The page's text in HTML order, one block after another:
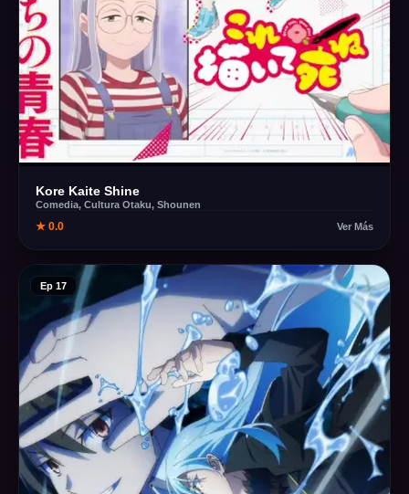
Kore Kaite Shine
Comedia, Cultura Otaku, Shounen
★ 0.0 Ver Más
Ep 17